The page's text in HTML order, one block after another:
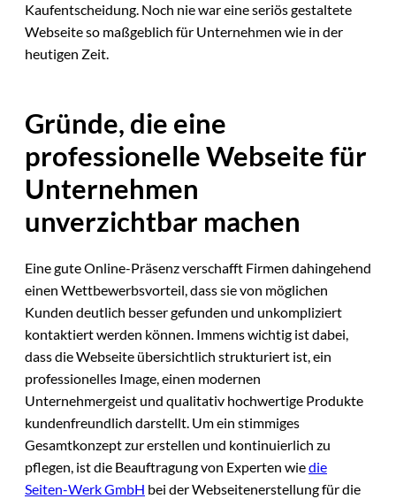
Kaufentscheidung. Noch nie war eine seriös gestaltete
Webseite so maßgeblich für Unternehmen wie in der
heutigen Zeit.
Gründe, die eine
professionelle Webseite für
Unternehmen
unverzichtbar machen
Eine gute Online-Präsenz verschafft Firmen dahingehend
einen Wettbewerbsvorteil, dass sie von möglichen
Kunden deutlich besser gefunden und unkompliziert
kontaktiert werden können. Immens wichtig ist dabei,
dass die Webseite übersichtlich strukturiert ist, ein
professionelles Image, einen modernen
Unternehmergeist und qualitativ hochwertige Produkte
kundenfreundlich darstellt. Um ein stimmiges
Gesamtkonzept zur erstellen und kontinuierlich zu
pflegen, ist die Beauftragung von Experten wiedie
Seiten-Werk GmbH bei der Webseitenerstellung für die